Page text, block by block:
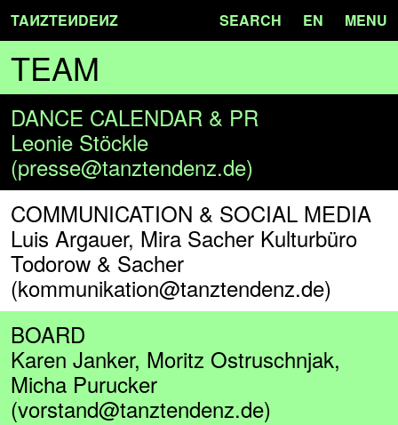
TANZTENDENZ SEARCH EN MENU
TEAM
DANCE CALENDAR & PR
Leonie Stöckle
(presse@tanztendenz.de)
COMMUNICATION & SOCIAL MEDIA
Luis Argauer, Mira Sacher Kulturbüro
Todorow & Sacher
(kommunikation@tanztendenz.de)
BOARD
Karen Janker, Moritz Ostruschnjak,
Micha Purucker
(vorstand@tanztendenz.de)